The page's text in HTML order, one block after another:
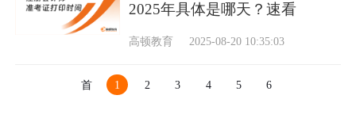
2025年具体是哪天？速看
高顿教育 2025-08-20 10:35:03
首
1 2 3 4 5 6